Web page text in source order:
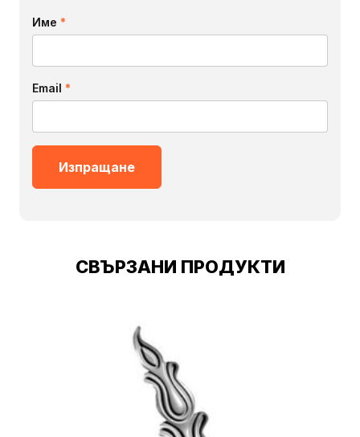
Име *
Email *
СВЪРЗАНИ ПРОДУКТИ